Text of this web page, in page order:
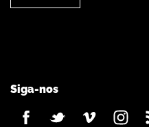
Siga-nos